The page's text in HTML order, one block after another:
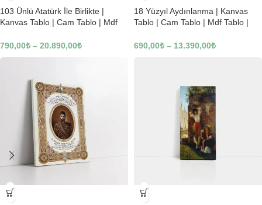
103 Ünlü Atatürk İle Birlikte |
Kanvas Tablo | Cam Tablo | Mdf
790,00₺ – 20.890,00₺
18 Yüzyıl Aydınlanma | Kanvas
Tablo | Cam Tablo | Mdf Tablo |
690,00₺ – 13.390,00₺
-23% -23%